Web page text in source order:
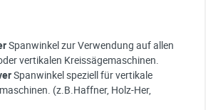
Spanwinkel zur Verwendung auf allen
vertikalen Kreissägemaschinen.
Spanwinkel speziell für vertikale
(z.B.Haffner, Holz-Her,